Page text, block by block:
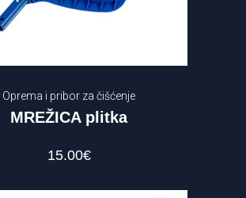
Oprema i pribor za čišćenje
MREŽICA plitka
15.00€